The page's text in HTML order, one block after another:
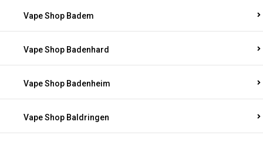
Vape Shop Badem
Vape Shop Badenhard
Vape Shop Badenheim
Vape Shop Baldringen